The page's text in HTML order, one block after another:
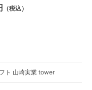
（税込）
ト 山崎実業 tower